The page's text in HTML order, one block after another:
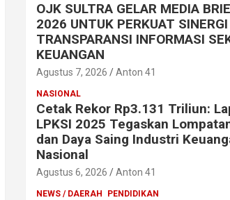
OJK SULTRA GELAR MEDIA
2026 UNTUK PERKUAT
TRANSPARANSI INFORMASI
KEUANGAN
Agustus 7, 2026 Anton 41
NASIONAL
Cetak Rekor Rp3.131 Triliun:
LPKSI 2025 Tegaskan
dan Daya Saing Industri
Nasional
Agustus 6, 2026 Anton 41
NEWS / DAERAH PENDIDIKAN